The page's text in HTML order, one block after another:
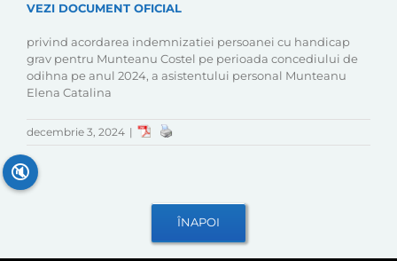
VEZI DOCUMENT OFICIAL
privind acordarea indemnizatiei persoanei cu handicap
grav pentru Munteanu Costel pe perioada concediului de
odihna pe anul 2024, a asistentului personal Munteanu
Elena Catalina
decembrie 3, 2024 |
🔇